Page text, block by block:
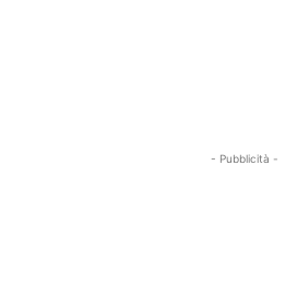
- Pubblicità -